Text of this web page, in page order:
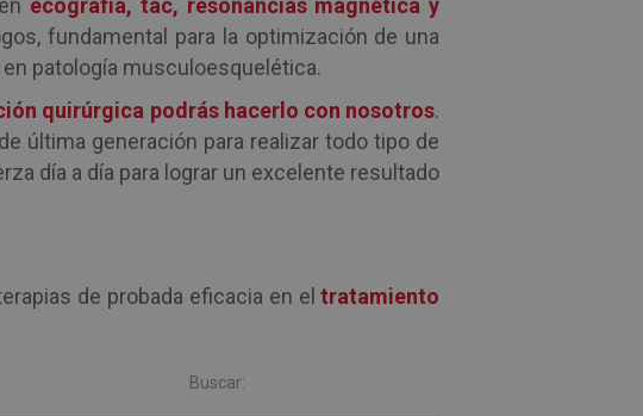
ecografía, tac, resonancias magnética y
fundamental para la optimización de una
patología musculoesquelética.
quirúrgica podrás hacerlo con nosotros.
última generación para realizar todo tipo de
día a día para lograr un excelente resultado
de probada eficacia en eltratamiento
Buscar: